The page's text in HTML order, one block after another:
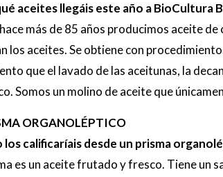
aceites llegáis este año a BioCultura
más de 85 años producimos aceite
los aceites. Se obtiene con
que el lavado de las aceitunas, la
Somos un molino de aceite que
ORGANOLÉPTICO
los calificaríais desde un prisma
es un aceite frutado y fresco. Tiene un